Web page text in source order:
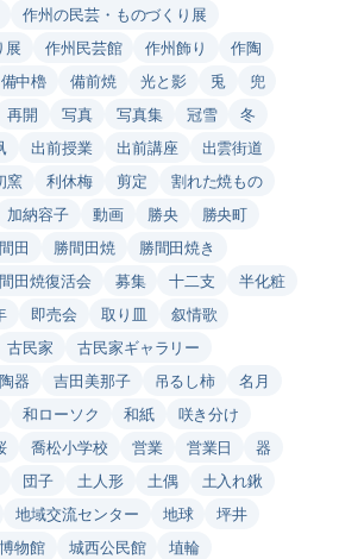
作州の民芸・ものづくり展
展
作州民芸館 作州飾り
作陶
備中櫓 備前焼 光と影 兎
兜
再開 写真 写真集 冠雪
冬
出前授業 出前講座
出雲街道
窯 利休梅 剪定
割れた焼もの
加納容子 動画 勝央
勝央町
田 勝間田焼
勝間田焼き
田焼復活会 募集 十二支
半化粧
即売会 取り皿
叙情歌
古民家
古民家ギャラリー
器 吉田美那子 吊るし柿
名月
和ローソク 和紙
咲き分け
喬松小学校 営業 営業日
器
団子 土人形 土偶
土入れ鍬
地域交流センター 地球
坪井
物館 城西公民館
埴輪